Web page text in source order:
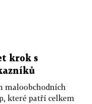
krok s
maloobchodních
které patří celkem